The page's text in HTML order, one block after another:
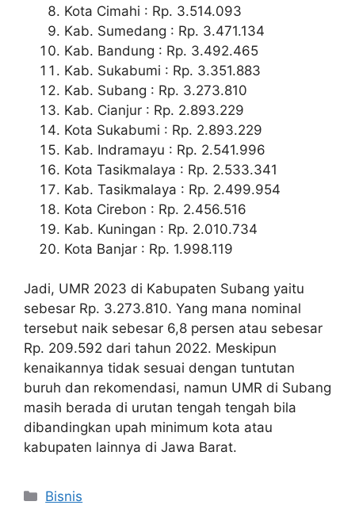
Kota Cimahi : Rp. 3.514.093
Kab. Sumedang : Rp. 3.471.134
Kab. Bandung : Rp. 3.492.465
Kab. Sukabumi : Rp. 3.351.883
Kab. Subang : Rp. 3.273.810
Kab. Cianjur : Rp. 2.893.229
Kota Sukabumi : Rp. 2.893.229
Kab. Indramayu : Rp. 2.541.996
Kota Tasikmalaya : Rp. 2.533.341
Kab. Tasikmalaya : Rp. 2.499.954
Kota Cirebon : Rp. 2.456.516
Kab. Kuningan : Rp. 2.010.734
Kota Banjar : Rp. 1.998.119
Jadi, UMR 2023 di Kabupaten Subang yaitu
sebesar Rp. 3.273.810. Yang mana nominal
tersebut naik sebesar 6,8 persen atau sebesar
Rp. 209.592 dari tahun 2022. Meskipun
kenaikannya tidak sesuai dengan tuntutan
buruh dan rekomendasi, namun UMR di Subang
masih berada di urutan tengah tengah bila
dibandingkan upah minimum kota atau
kabupaten lainnya di Jawa Barat.
Categories
Bisnis